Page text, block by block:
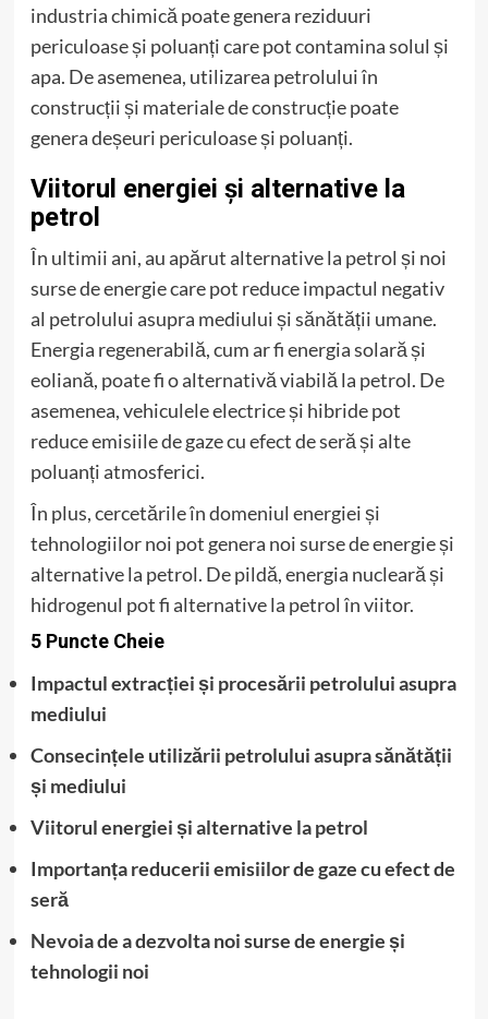
industria chimică poate genera reziduuri
periculoase și poluanți care pot contamina solul și
apa. De asemenea, utilizarea petrolului în
construcții și materiale de construcție poate
genera deșeuri periculoase și poluanți.
Viitorul energiei și alternative la
petrol
În ultimii ani, au apărut alternative la petrol și noi
surse de energie care pot reduce impactul negativ
al petrolului asupra mediului și sănătății umane.
Energia regenerabilă, cum ar fi energia solară și
eoliană, poate fi o alternativă viabilă la petrol. De
asemenea, vehiculele electrice și hibride pot
reduce emisiile de gaze cu efect de seră și alte
poluanți atmosferici.
În plus, cercetările în domeniul energiei și
tehnologiilor noi pot genera noi surse de energie și
alternative la petrol. De pildă, energia nucleară și
hidrogenul pot fi alternative la petrol în viitor.
5 Puncte Cheie
Impactul extracției și procesării petrolului asupra
mediului
Consecințele utilizării petrolului asupra sănătății
și mediului
Viitorul energiei și alternative la petrol
Importanța reducerii emisiilor de gaze cu efect de
seră
Nevoia de a dezvolta noi surse de energie și
tehnologii noi